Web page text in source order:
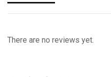
There are no reviews yet.